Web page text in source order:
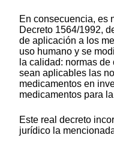
En consecuencia, es
Decreto 1564/1992,
de aplicación a los
uso humano y se
la calidad: normas
sean aplicables las
medicamentos en
medicamentos para
Este real decreto
jurídico la